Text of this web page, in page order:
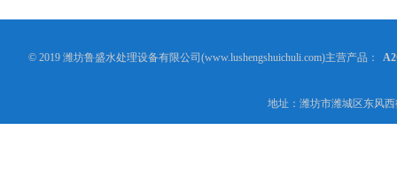
© 2019 潍坊鲁盛水处理设备有限公司(www.lushengshuichuli.com)主营产品：
地址：潍坊市潍城区东风